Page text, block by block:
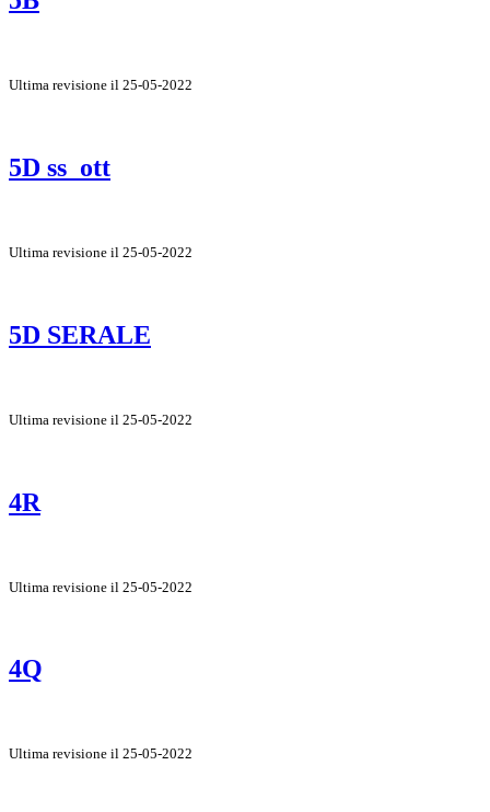
Ultima revisione il 25-05-2022
5D ss_ott
Ultima revisione il 25-05-2022
5D SERALE
Ultima revisione il 25-05-2022
4R
Ultima revisione il 25-05-2022
4Q
Ultima revisione il 25-05-2022